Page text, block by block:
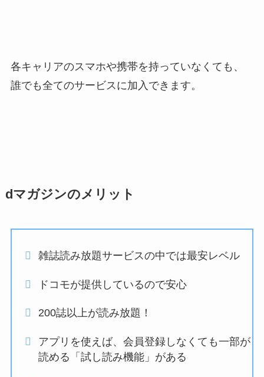
各キャリアのスマホや携帯を持っていなくても、
誰でも全てのサービスに加入できます。
dマガジンのメリット
雑誌読み放題サービスの中では最安レベル
ドコモが提供しているので安心
200誌以上が読み放題！
アプリを使えば、会員登録しなくても一部が
読める「試し読み機能」がある